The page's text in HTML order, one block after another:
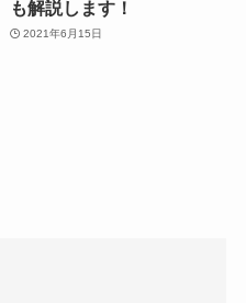
も解説します！
2021年6月15日